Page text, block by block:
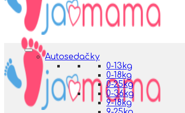
Autosedačky
0-13kg
0-18kg
0-25kg
0-36kg
9-18kg